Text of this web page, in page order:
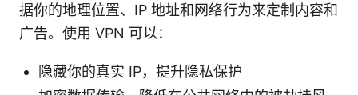
据你的地理位置、IP 地址和网络行为来定制内容和
广告。使用 VPN 可以：
隐藏你的真实 IP，提升隐私保护